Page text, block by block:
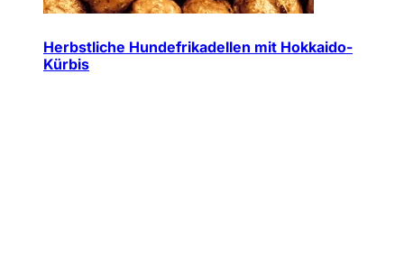
Herbstliche Hundefrikadellen mit Hokkaido-
Kürbis